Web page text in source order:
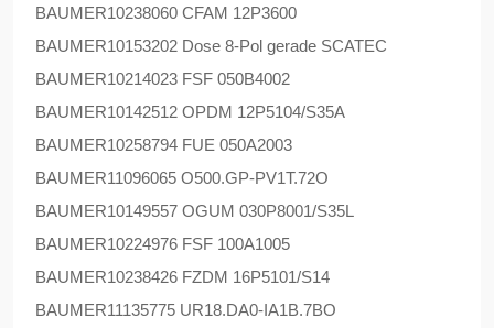
BAUMER10238060 CFAM 12P3600
BAUMER10153202 Dose 8-Pol gerade SCATEC
BAUMER10214023 FSF 050B4002
BAUMER10142512 OPDM 12P5104/S35A
BAUMER10258794 FUE 050A2003
BAUMER11096065 O500.GP-PV1T.72O
BAUMER10149557 OGUM 030P8001/S35L
BAUMER10224976 FSF 100A1005
BAUMER10238426 FZDM 16P5101/S14
BAUMER11135775 UR18.DA0-IA1B.7BO